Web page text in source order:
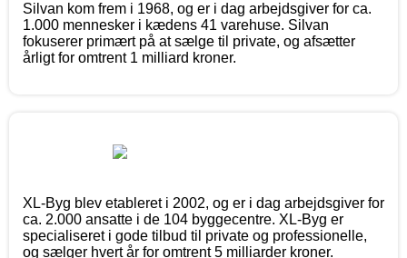
Silvan kom frem i 1968, og er i dag arbejdsgiver for ca.
1.000 mennesker i kædens 41 varehuse. Silvan
fokuserer primært på at sælge til private, og afsætter
årligt for omtrent 1 milliard kroner.
XL-Byg blev etableret i 2002, og er i dag arbejdsgiver for
ca. 2.000 ansatte i de 104 byggecentre. XL-Byg er
specialiseret i gode tilbud til private og professionelle,
og sælger hvert år for omtrent 5 milliarder kroner.